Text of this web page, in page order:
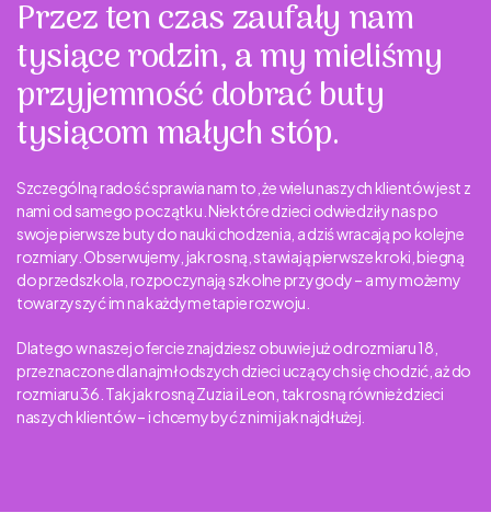
Przez ten czas zaufały nam
tysiące rodzin, a my mieliśmy
przyjemność dobrać buty
tysiącom małych stóp.
Szczególną radość sprawia nam to, że wielu naszych klientów jest z
nami od samego początku. Niektóre dzieci odwiedziły nas po
swoje pierwsze buty do nauki chodzenia, a dziś wracają po kolejne
rozmiary. Obserwujemy, jak rosną, stawiają pierwsze kroki, biegną
do przedszkola, rozpoczynają szkolne przygody – a my możemy
towarzyszyć im na każdym etapie rozwoju.
Dlatego w naszej ofercie znajdziesz obuwie już od rozmiaru 18,
przeznaczone dla najmłodszych dzieci uczących się chodzić, aż do
rozmiaru 36. Tak jak rosną Zuzia i Leon, tak rosną również dzieci
naszych klientów – i chcemy być z nimi jak najdłużej.